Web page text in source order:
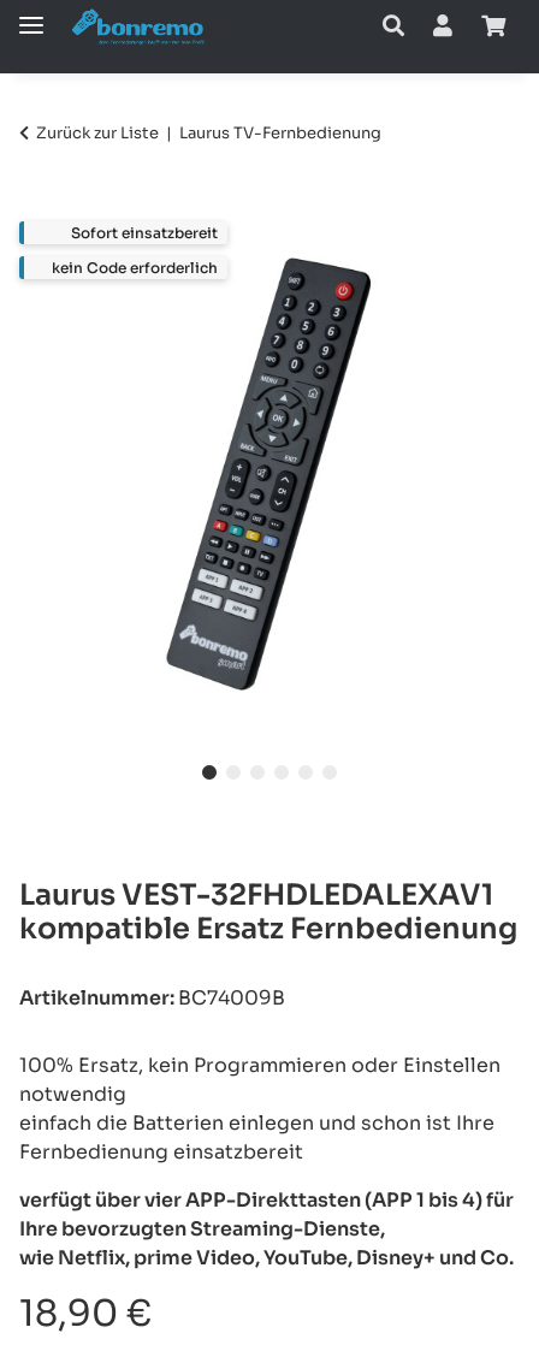
Zurück zur Liste Laurus TV-Fernbedienung
Laurus VEST-32FHDLEDALEXAV1
kompatible Ersatz Fernbedienung
Artikelnummer:BC74009B
100% Ersatz, kein Programmieren oder Einstellen
notwendig
einfach die Batterien einlegen und schon ist Ihre
Fernbedienung einsatzbereit
verfügt über vier APP-Direkttasten (APP 1 bis 4) für
Ihre bevorzugten Streaming-Dienste,
wie Netflix, prime Video, YouTube, Disney+ und Co.
18,90 €